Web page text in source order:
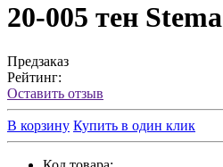
20-005 тен Stema
Предзаказ
Рейтинг:
Оставить отзыв
В корзину Купить в один клик